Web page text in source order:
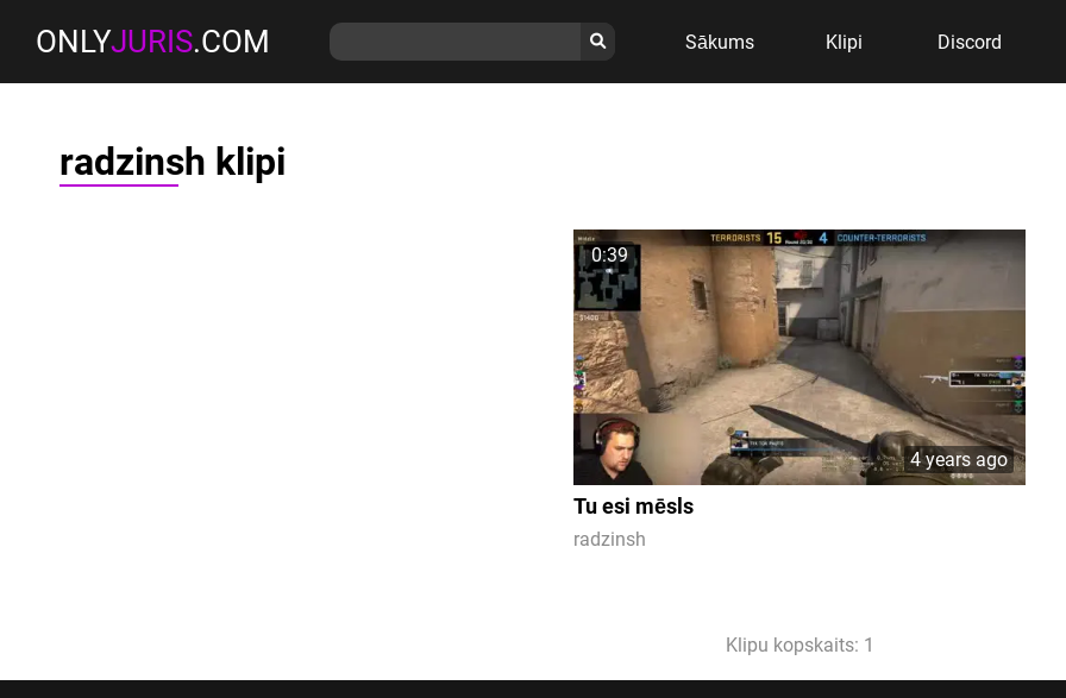
ONLYJURIS.COM Sākums Klipi Discord
radzinsh klipi
0:39
4 years ago
Tu esi mēsls
radzinsh
Klipu kopskaits: 1